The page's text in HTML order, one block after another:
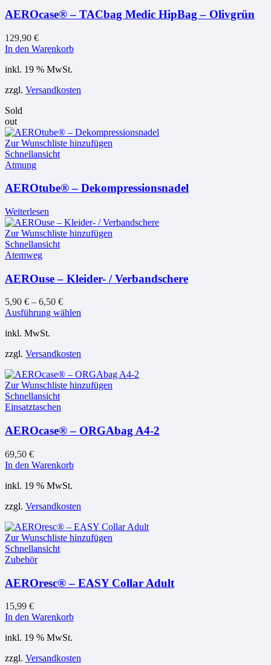
Produktseite
AEROcase® – TACbag Medic HipBag – Olivgrün
129,90 €
In den Warenkorb
inkl. 19 % MwSt.
zzgl. Versandkosten
Sold
out
Zur Wunschliste hinzufügen
Schnellansicht
Atmung
AEROtube® – Dekompressionsnadel
Weiterlesen
Zur Wunschliste hinzufügen
Schnellansicht
Atemweg
AEROuse – Kleider- / Verbandschere
5,90 € – 6,50 €
Ausführung wählen
Varianten
Die
Optionen
Produktseite
inkl. MwSt.
zzgl. Versandkosten
Zur Wunschliste hinzufügen
Schnellansicht
Einsatztaschen
AEROcase® – ORGAbag A4-2
69,50 €
In den Warenkorb
inkl. 19 % MwSt.
zzgl. Versandkosten
Zur Wunschliste hinzufügen
Schnellansicht
Zubehör
AEROresc® – EASY Collar Adult
15,99 €
In den Warenkorb
inkl. 19 % MwSt.
zzgl. Versandkosten